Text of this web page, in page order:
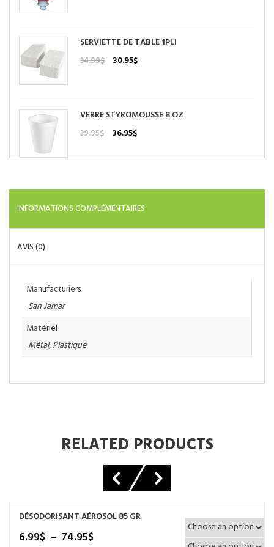
130.22$.109.95$.
SERVIETTE DE TABLE 1PLI
34.99$
Le
34.99$.
30.95$Le
30.95$.
VERRE STYROMOUSSE 8 OZ
39.95$
Le
initial
36.95$Le
actuel
INFORMATIONS COMPLÉMENTAIRES
AVIS (0)
Manufacturiers
San Jamar
Matériel
Métal,Plastique
RELATED PRODUCTS
DÉSODORISANT AÉROSOL 85 GR
6.99$ – 74.95$Plage